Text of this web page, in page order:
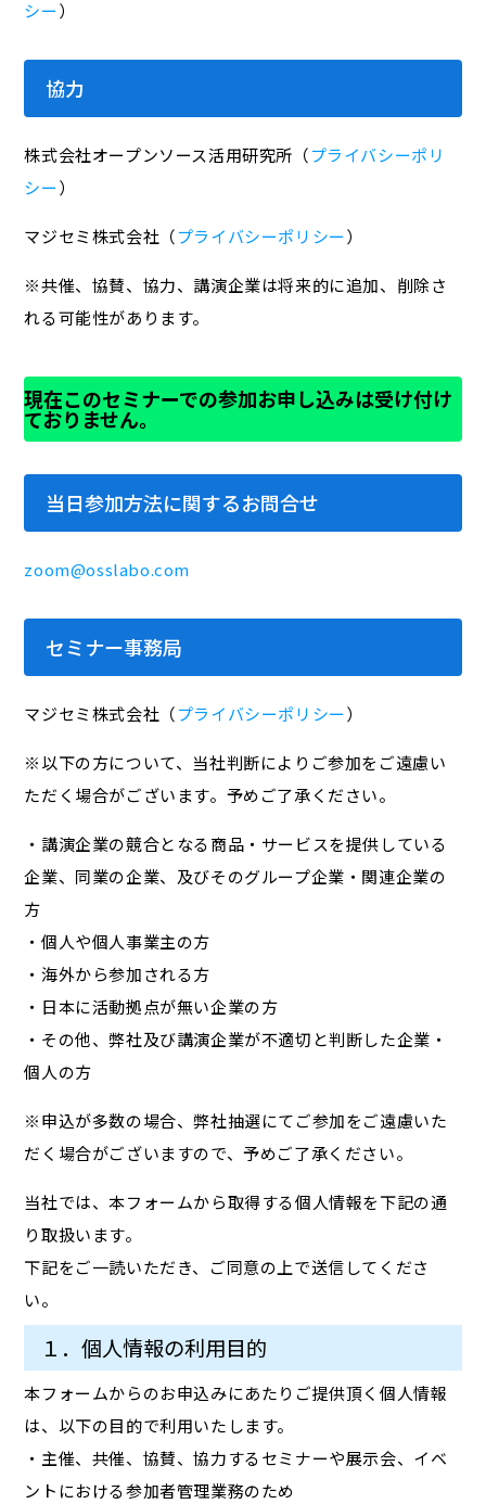
シー）
協力
株式会社オープンソース活用研究所（プライバシーポリ
シー）
マジセミ株式会社（プライバシーポリシー）
※共催、協賛、協力、講演企業は将来的に追加、削除さ
れる可能性があります。
現在このセミナーでの参加お申し込みは受け付け
ておりません。
当日参加方法に関するお問合せ
zoom@osslabo.com
セミナー事務局
マジセミ株式会社（プライバシーポリシー）
※以下の方について、当社判断によりご参加をご遠慮い
ただく場合がございます。予めご了承ください。
・講演企業の競合となる商品・サービスを提供している
企業、同業の企業、及びそのグループ企業・関連企業の
方
・個人や個人事業主の方
・海外から参加される方
・日本に活動拠点が無い企業の方
・その他、弊社及び講演企業が不適切と判断した企業・
個人の方
※申込が多数の場合、弊社抽選にてご参加をご遠慮いた
だく場合がございますので、予めご了承ください。
当社では、本フォームから取得する個人情報を下記の通
り取扱います。
下記をご一読いただき、ご同意の上で送信してくださ
い。
１．個人情報の利用目的
本フォームからのお申込みにあたりご提供頂く個人情報
は、以下の目的で利用いたします。
・主催、共催、協賛、協力するセミナーや展示会、イベ
ントにおける参加者管理業務のため